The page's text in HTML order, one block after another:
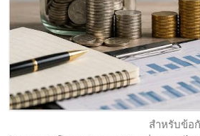
สำหรับข้อกังวลเรื่องการปักป้